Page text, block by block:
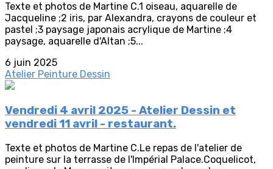
Texte et photos de Martine C.1 oiseau, aquarelle de
Jacqueline ;2 iris, par Alexandra, crayons de couleur et
pastel ;3 paysage japonais acrylique de Martine ;4
paysage, aquarelle d'Altan ;5...
6 juin 2025
Atelier Peinture Dessin
Vendredi 4 avril 2025 - Atelier Dessin et
vendredi 11 avril - restaurant.
Texte et photos de Martine C.Le repas de l'atelier de
peinture sur la terrasse de l'Impérial Palace.Coquelicot,